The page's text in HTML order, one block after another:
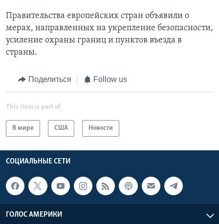
Правительства европейских стран объявили о
мерах, направленных на укрепление безопасности,
усиление охраны границ и пунктов въезда в
страны.
Поделиться Follow us
This item is part of
В мире США Новости
СОЦИАЛЬНЫЕ СЕТИ
ГОЛОС АМЕРИКИ